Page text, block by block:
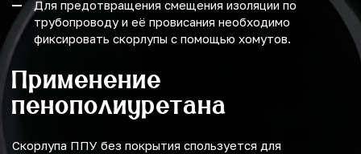
Для предотвращения смещения изоляции по
трубопроводу и её провисания необходимо
фиксировать скорлупы с помощью хомутов.
Применение
пенополиуретана
Скорлупа ППУ без покрытия спользуется для